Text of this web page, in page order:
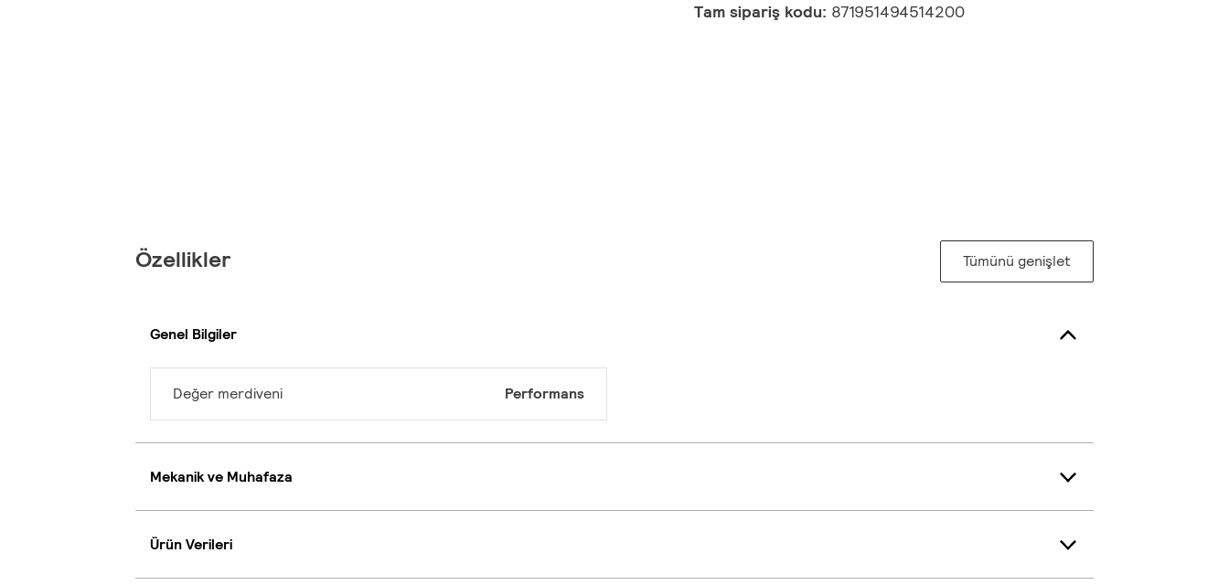
Tam sipariş kodu: 871951494514200
Özellikler Tümünü genişlet
Genel Bilgiler
Değer merdiveni Performans
Mekanik ve Muhafaza
Ürün Verileri